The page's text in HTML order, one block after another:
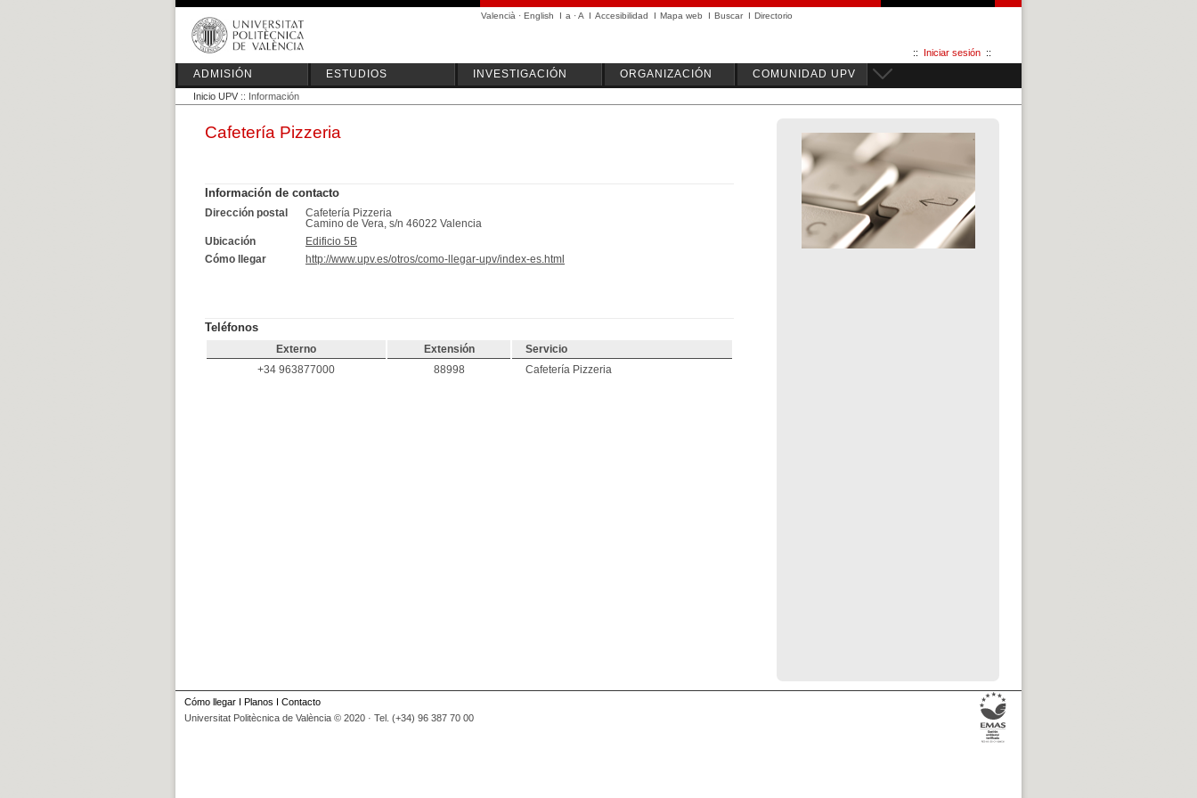
Valencià · English I a ·A I Accesibilidad I Mapa web I Buscar I Directorio
:: Iniciar sesión ::
ADMISIÓN ESTUDIOS INVESTIGACIÓN ORGANIZACIÓN COMUNIDAD UPV
Inicio UPV :: Información
Cafetería Pizzeria
Información de contacto
Dirección postal
Cafetería Pizzeria
Camino de Vera, s/n 46022 Valencia
Ubicación
Edificio 5B
Cómo llegar
http://www.upv.es/otros/como-llegar-upv/index-es.html
Teléfonos
Externo Extensión
Servicio
+34 963877000
88998 Cafetería Pizzeria
Cómo llegar I Planos I Contacto
Universitat Politècnica de València © 2020 · Tel. (+34) 96 387 70 00